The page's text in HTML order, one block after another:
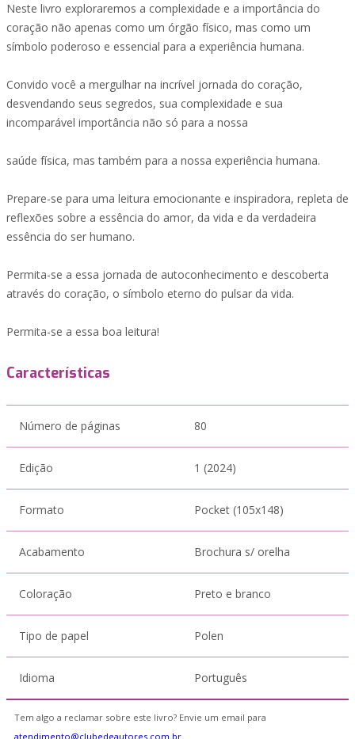
Neste livro exploraremos a complexidade e a importância do
coração não apenas como um órgão físico, mas como um
símbolo poderoso e essencial para a experiência humana.
Convido você a mergulhar na incrível jornada do coração,
desvendando seus segredos, sua complexidade e sua
incomparável importância não só para a nossa
saúde física, mas também para a nossa experiência humana.
Prepare-se para uma leitura emocionante e inspiradora, repleta de
reflexões sobre a essência do amor, da vida e da verdadeira
essência do ser humano.
Permita-se a essa jornada de autoconhecimento e descoberta
através do coração, o símbolo eterno do pulsar da vida.
Permita-se a essa boa leitura!
Características
Número de páginas 80
Edição 1 (2024)
Formato Pocket (105x148)
Acabamento Brochura s/ orelha
Coloração Preto e branco
Tipo de papel Polen
Idioma Português
Tem algo a reclamar sobre este livro? Envie um email para
atendimento@clubedeautores.com.br